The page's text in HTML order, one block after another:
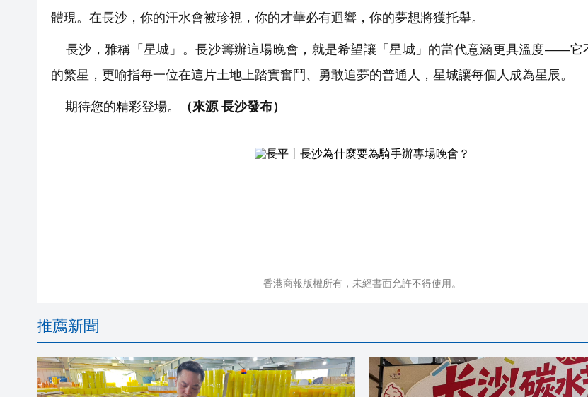
體現。在長沙，你的汗水會被珍視，你的才華必有迴響，你的夢想將獲托舉。
長沙，雅稱「星城」。長沙籌辦這場晚會，就是希望讓「星城」的當代意涵更具溫度——它
的繁星，更喻指每一位在這片土地上踏實奮鬥、勇敢追夢的普通人，星城讓每個人成為星辰。
期待您的精彩登場。 （來源 長沙發布）
香港商報版權所有，未經書面允許不得使用。
推薦新聞